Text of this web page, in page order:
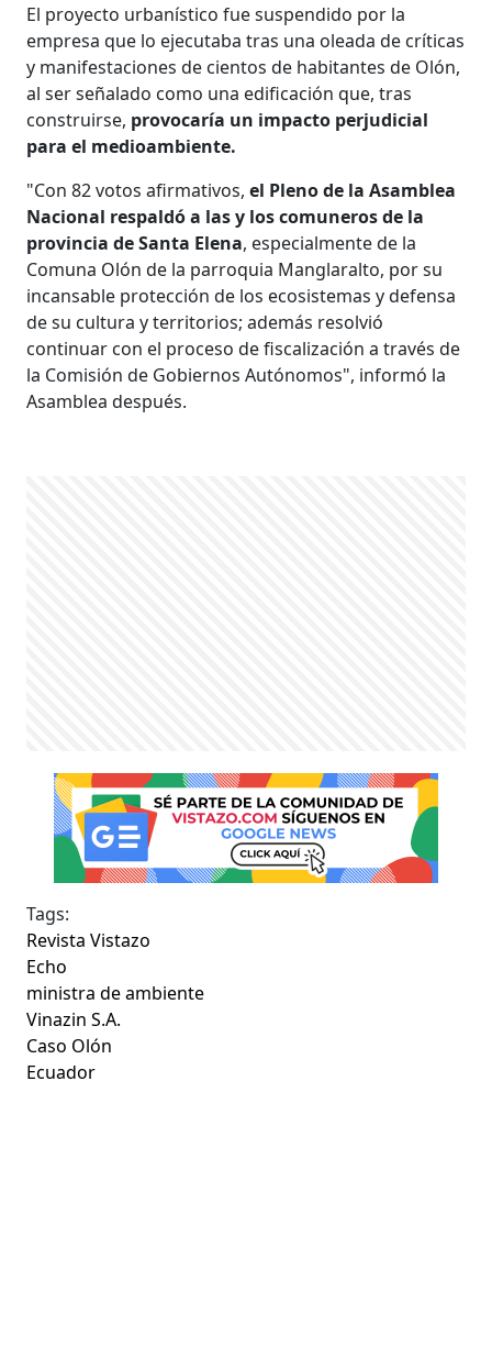
El proyecto urbanístico fue suspendido por la
empresa que lo ejecutaba tras una oleada de críticas
y manifestaciones de cientos de habitantes de Olón,
al ser señalado como una edificación que, tras
construirse, provocaría un impacto perjudicial
para el medioambiente.
"Con 82 votos afirmativos, el Pleno de la Asamblea
Nacional respaldó a las y los comuneros de la
provincia de Santa Elena, especialmente de la
Comuna Olón de la parroquia Manglaralto, por su
incansable protección de los ecosistemas y defensa
de su cultura y territorios; además resolvió
continuar con el proceso de fiscalización a través de
la Comisión de Gobiernos Autónomos", informó la
Asamblea después.
Tags:
Revista Vistazo
Echo
ministra de ambiente
Vinazin S.A.
Caso Olón
Ecuador